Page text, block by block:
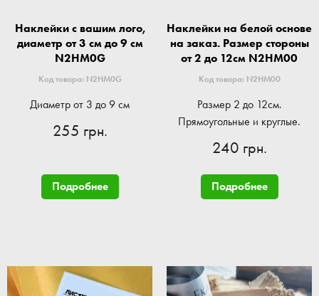
Наклейки с вашим лого,
диаметр от 3 см до 9 см
N2HM0G
Код товара: N2HM0G
Диаметр от 3 до 9 см
255 грн.
Подробнее
Наклейки на белой основе
на заказ. Размер стороны
от 2 до 12см N2HM00
Код товара: N2HM00
Размер 2 до 12см.
Прямоугольные и круглые.
240 грн.
Подробнее